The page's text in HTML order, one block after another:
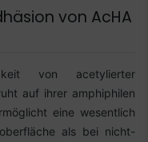
von AcHA
von acetylierter
auf ihrer amphiphilen
eine wesentlich
als bei nicht-